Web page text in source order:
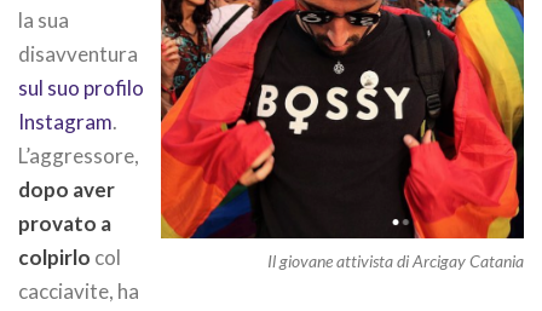
Il giovane attivista di Arcigay Catania
la sua
disavventura
sul suo profilo
Instagram.
L’aggressore,
dopo aver
provato a
colpirlo col
cacciavite, ha